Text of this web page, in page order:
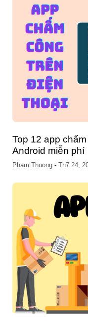
Top 12 app
Android miễn phí
Pham Thuong - Th7 24,